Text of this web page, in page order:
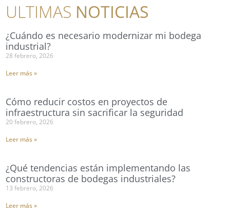
ULTIMAS NOTICIAS
¿Cuándo es necesario modernizar mi bodega
industrial?
28 febrero, 2026
Leer más »
Cómo reducir costos en proyectos de
infraestructura sin sacrificar la seguridad
20 febrero, 2026
Leer más »
¿Qué tendencias están implementando las
constructoras de bodegas industriales?
13 febrero, 2026
Leer más »